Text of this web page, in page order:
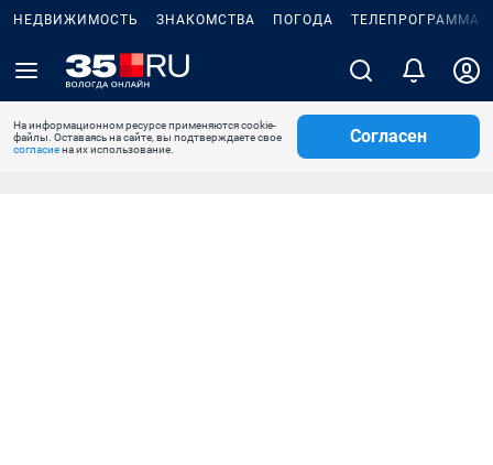
НЕДВИЖИМОСТЬ ЗНАКОМСТВА ПОГОДА ТЕЛЕПРОГРАММА
На информационном ресурсе применяются cookie-
файлы. Оставаясь на сайте, вы подтверждаете свое
согласиена их использование.
Согласен